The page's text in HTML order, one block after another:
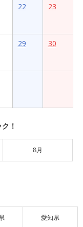
22 23
29 30
！
8月
愛知県